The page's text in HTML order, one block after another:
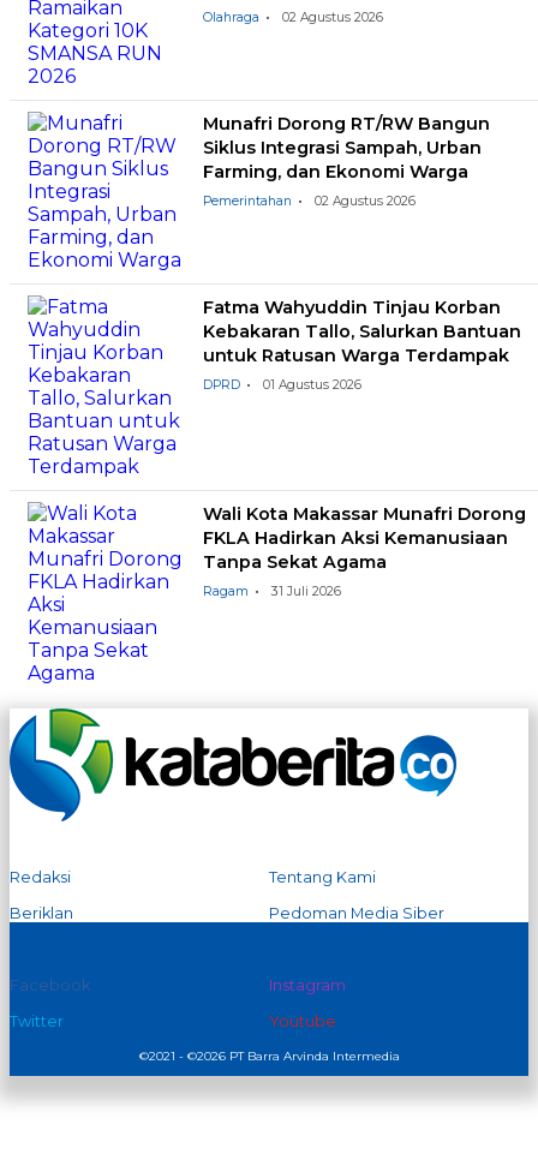
Olahraga 02 Agustus 2026
Munafri Dorong RT/RW Bangun
Siklus Integrasi Sampah, Urban
Farming, dan Ekonomi Warga
Pemerintahan 02 Agustus 2026
Fatma Wahyuddin Tinjau Korban
Kebakaran Tallo, Salurkan Bantuan
untuk Ratusan Warga Terdampak
DPRD 01 Agustus 2026
Wali Kota Makassar Munafri Dorong
FKLA Hadirkan Aksi Kemanusiaan
Tanpa Sekat Agama
Ragam 31 Juli 2026
Redaksi
Tentang Kami
Beriklan
Pedoman Media Siber
Facebook
Instagram
Twitter
Youtube
©2021 - ©2026 PT Barra Arvinda Intermedia